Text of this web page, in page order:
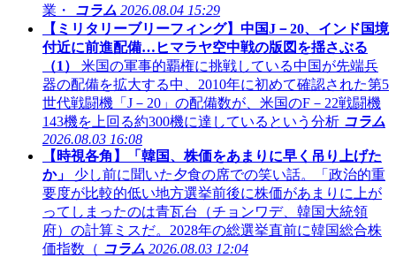
業・
コラム 2026.08.04 15:29
【ミリタリーブリーフィング】中国J－20、インド国境
付近に前進配備…ヒマラヤ空中戦の版図を揺さぶる
（1）
米国の軍事的覇権に挑戦している中国が先端兵
器の配備を拡大する中、2010年に初めて確認された第5
世代戦闘機「J－20」の配備数が、米国のF－22戦闘機
143機を上回る約300機に達しているという分析 コラム
2026.08.03 16:08
【時視各角】「韓国、株価をあまりに早く吊り上げた
か」
少し前に聞いた夕食の席での笑い話。「政治的重
要度が比較的低い地方選挙前後に株価があまりに上が
ってしまったのは青瓦台（チョンワデ、韓国大統領
府）の計算ミスだ。2028年の総選挙直前に韓国総合株
価指数（ コラム 2026.08.03 12:04